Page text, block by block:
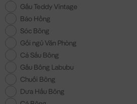
Gấu Teddy Vintage
Báo Hồng
Sóc Bông
Gối ngủ Văn Phòng
Cá Sấu Bông
Gấu Bông Labubu
Chuối Bông
Dưa Hấu Bông